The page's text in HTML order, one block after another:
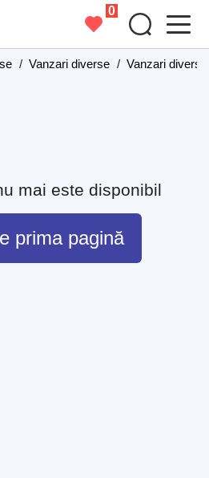
0
/ Vanzari diverse / Vanzari
mai este disponibil
prima pagină